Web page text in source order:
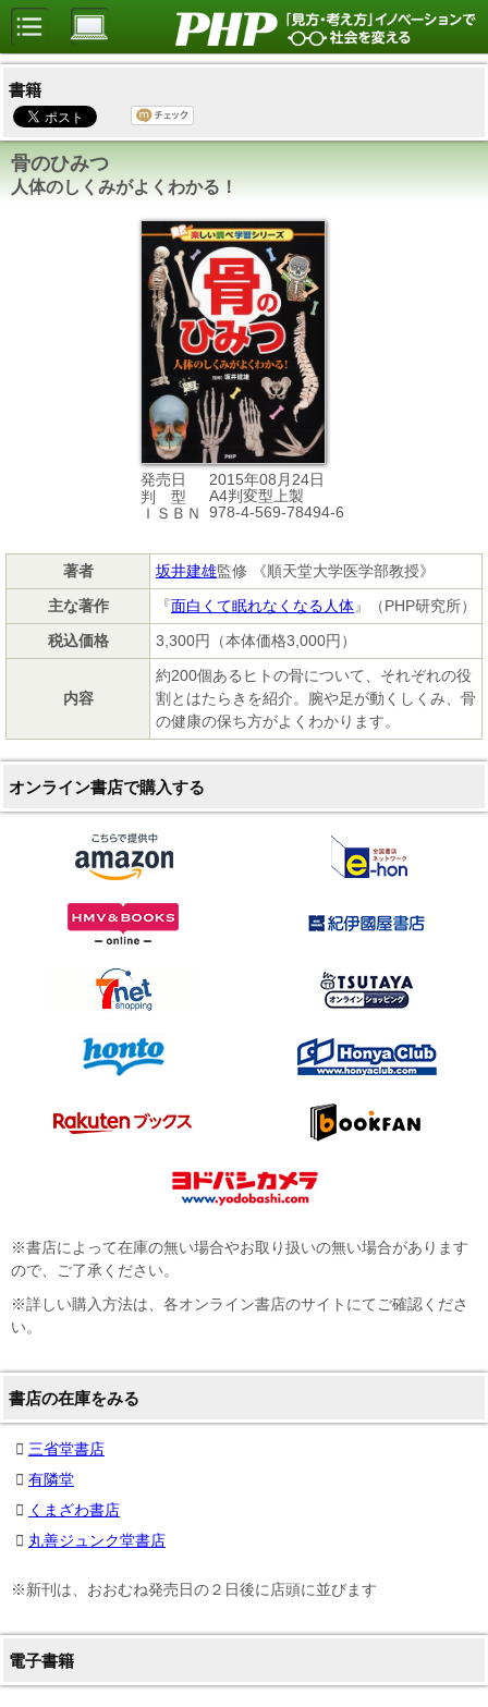
書籍
骨のひみつ
人体のしくみがよくわかる！
発売日
2015年08月24日
判 型
A4判変型上製
ＩＳＢＮ
978-4-569-78494-6
著者 坂井建雄監修 《順天堂大学医学部教授》
主な著作
『面白くて眠れなくなる人体』（PHP研究所）
税込価格
3,300円（本体価格3,000円）
内容
約200個あるヒトの骨について、それぞれの役
割とはたらきを紹介。腕や足が動くしくみ、骨
の健康の保ち方がよくわかります。
オンライン書店で購入する
※書店によって在庫の無い場合やお取り扱いの無い場合があります
ので、ご了承ください。
※詳しい購入方法は、各オンライン書店のサイトにてご確認くださ
い。
書店の在庫をみる
三省堂書店
有隣堂
くまざわ書店
丸善ジュンク堂書店
※新刊は、おおむね発売日の２日後に店頭に並びます
電子書籍